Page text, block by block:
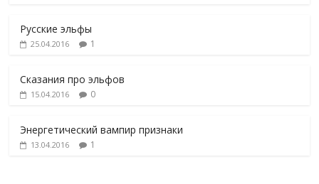
Русские эльфы
25.04.2016 1
Сказания про эльфов
15.04.2016 0
Энергетический вампир признаки
13.04.2016 1